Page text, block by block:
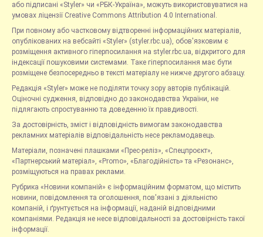
або підписані «Styler» чи «РБК-Україна», можуть використовуватися на
умовах ліцензії Creative Commons Attribution 4.0 International.
При повному або частковому відтворенні інформаційних матеріалів,
опублікованих на вебсайті «Styler» (styler.rbc.ua), обов'язковим є
розміщення активного гіперпосилання на styler.rbc.ua, відкритого для
індексації пошуковими системами. Таке гіперпосилання має бути
розміщене безпосередньо в тексті матеріалу не нижче другого абзацу.
Редакція «Styler» може не поділяти точку зору авторів публікацій.
Оціночні судження, відповідно до законодавства України, не
підлягають спростуванню та доведенню їх правдивості.
За достовірність, зміст і відповідність вимогам законодавства
рекламних матеріалів відповідальність несе рекламодавець.
Матеріали, позначені плашками «Прес-реліз», «Спецпроєкт»,
«Партнерський матеріал», «Promo», «Благодійність» та «Резонанс»,
розміщуються на правах реклами.
Рубрика «Новини компаній» є інформаційним форматом, що містить
новини, повідомлення та оголошення, пов'язані з діяльністю
компаній, і ґрунтується на інформації, наданій відповідними
компаніями. Редакція не несе відповідальності за достовірність такої
інформації.